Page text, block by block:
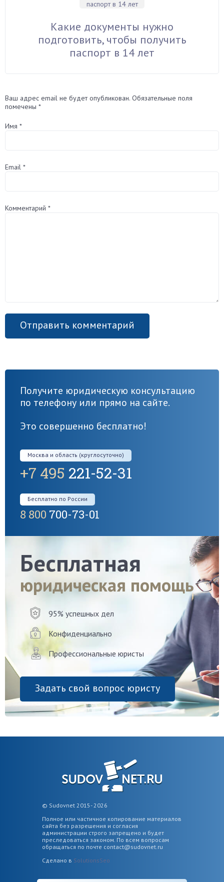
Какие документы нужно
подготовить, чтобы получить
паспорт в 14 лет
Ваш адрес email не будет опубликован. Обязательные поля
помечены *
Имя *
Email *
Комментарий *
Получите юридическую консультацию
по телефону или прямо на сайте.
Это совершенно бесплатно!
Москва и область (круглосуточно)
+7 495 221-52-31
Бесплатно по России
8 800 700-73-01
Бесплатная
юридическая помощь
95% успешных дел
Конфиденциально
Профессиональные юристы
Задать свой вопрос юристу
© Sudovnet 2015- 2026
Полное или частичное копирование материалов
сайта без разрешения и согласия
администрации строго запрещено и будет
преследоваться законом. По всем вопросам
обращаться по почте contact@sudovnet.ru
Сделано в SolutionsSeo